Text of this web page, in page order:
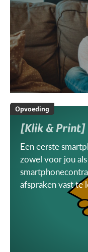
Opvoeding
[Klik & Print]
Een eerste
zowel voor jou
afspraken vast te